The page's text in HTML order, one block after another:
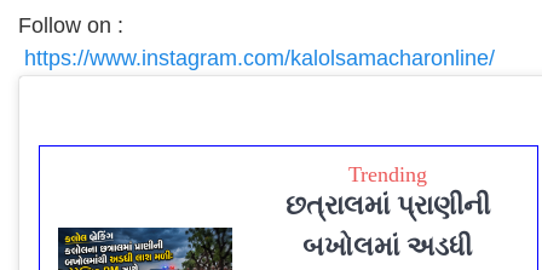
Follow on :
https://www.instagram.com/kalolsamacharonline/
Trending
છત્રાલમાં પ્રાણીની
બખોલમાં અડધી